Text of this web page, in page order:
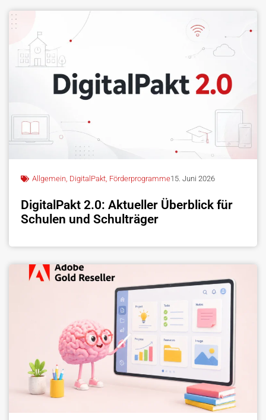
Allgemein, DigitalPakt, Förderprogramme15. Juni 2026
DigitalPakt 2.0: Aktueller Überblick für
Schulen und Schulträger